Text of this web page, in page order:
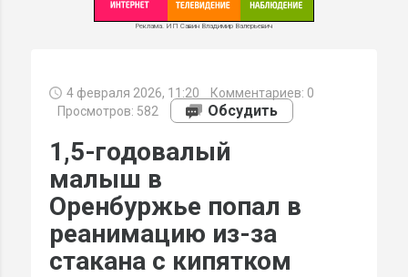
Реклама. ИП Савин Владимир Валерьевич
4 февраля 2026, 11:20 Комментариев: 0
Просмотров: 582
Обсудить
1,5-годовалый
малыш в
Оренбуржье попал в
реанимацию из-за
стакана с кипятком